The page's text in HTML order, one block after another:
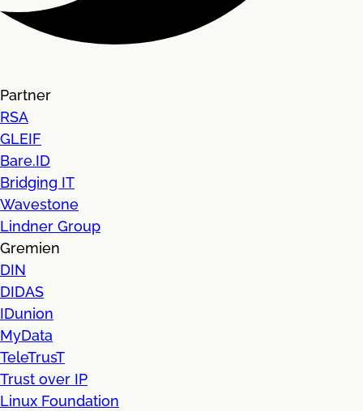
Partner
RSA
GLEIF
Bare.ID
Bridging IT
Wavestone
Lindner Group
Gremien
DIN
DIDAS
IDunion
MyData
TeleTrusT
Trust over IP
Linux Foundation